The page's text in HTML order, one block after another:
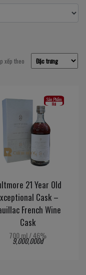
xếp theo
Sản Phẩm
Mới
21 Year Old
Cask –
French Wine
Cask
700 ml/46%
9,000,000đ